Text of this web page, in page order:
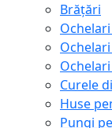
Brățări
Curele
Huse
Pungi